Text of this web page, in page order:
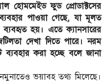
হোমমেইড ফুড প্রোডাক্টসের
পাওয়া গেছে, যা মূলত
ব্যবহৃত হয়। এতে ক্যানসারের
দেখা দিতে পারে। নরম
ব্যবহার করা হচ্ছে বলে জানা
ভয়াবহ তথ্য মিলেছে।